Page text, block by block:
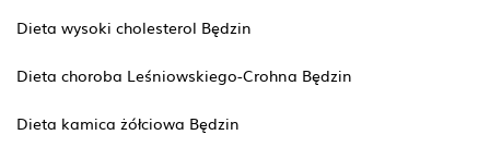
Dieta wysoki cholesterol Będzin
Dieta choroba Leśniowskiego-Crohna Będzin
Dieta kamica żółciowa Będzin